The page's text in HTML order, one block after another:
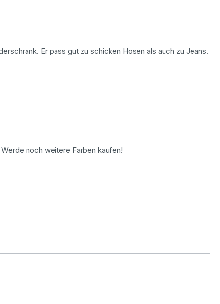
Er pass gut zu schicken Hosen als auch zu Jeans.
noch weitere Farben kaufen!